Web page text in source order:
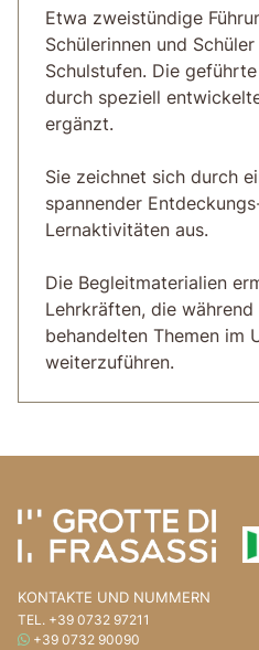
Etwa zweistündige
Schülerinnen und
Schulstufen. Die
durch speziell
ergänzt.
Sie zeichnet sich durch
spannender
Lernaktivitäten aus.
Die Begleitmaterialien
Lehrkräften, die während
behandelten Themen im
weiterzuführen.
KONTAKTE UND NUMMERN
TEL. +39 0732 97211
WHATSAPP
+39 0732 90090